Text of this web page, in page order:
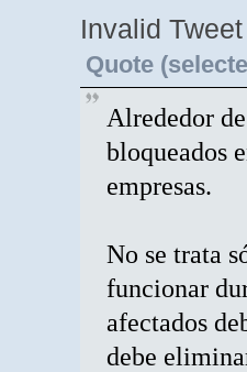
Invalid
Quote
Alrededor
bloqueados
empresas.
No se trata
funcionar
afectados
debe